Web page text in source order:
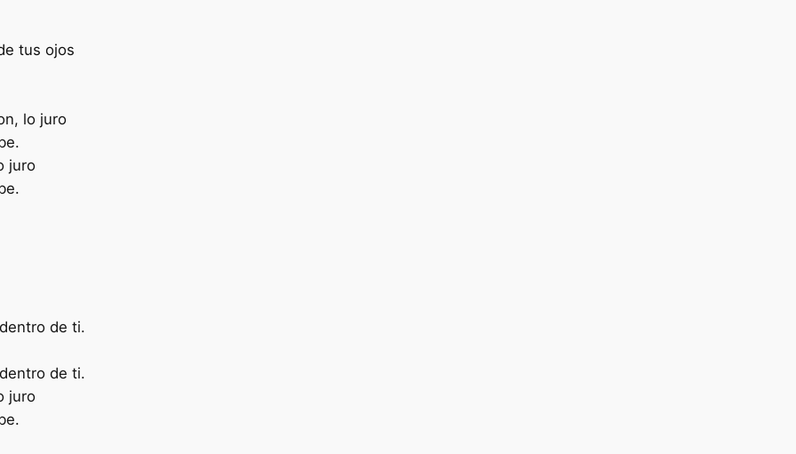
tus ojos
lo juro
juro
de ti.
de ti.
juro